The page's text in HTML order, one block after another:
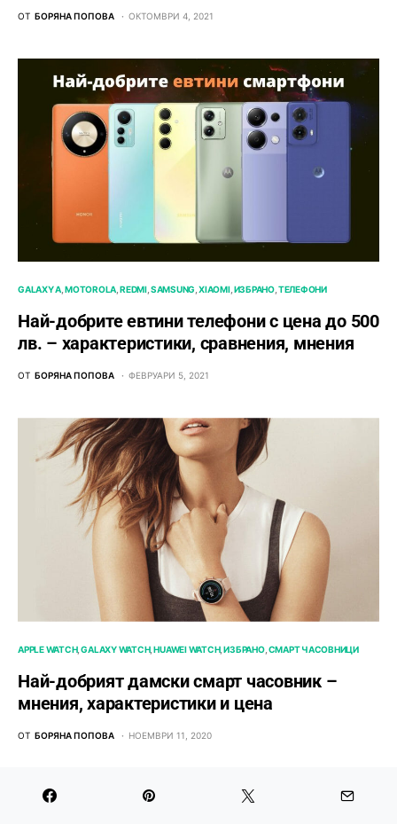
ОТ БОРЯНА ПОПОВА ОКТОМВРИ 4, 2021
GALAXY A MOTOROLA REDMI SAMSUNG XIAOMI ИЗБРАНО ТЕЛЕФОНИ
Най-добрите евтини телефони с ценa до 500
лв. – характeристики, сравнения, мнения
ОТ БОРЯНА ПОПОВА ФЕВРУАРИ 5, 2021
APPLE WATCH GALAXY WATCH HUAWEI WATCH ИЗБРАНО СМАРТ ЧАСОВНИЦИ
Най-добрият дамски смарт часовник –
мнения, характеристики и цена
ОТ БОРЯНА ПОПОВА НОЕМВРИ 11, 2020